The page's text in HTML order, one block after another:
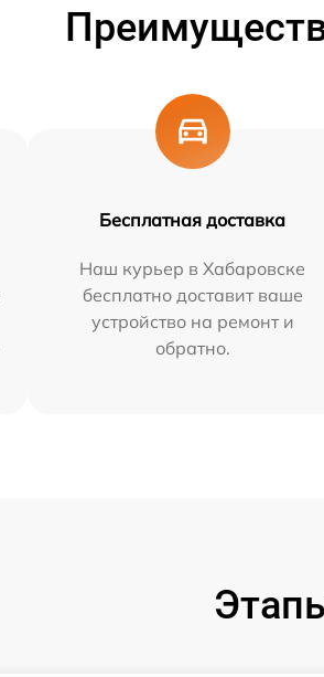
Бесплатная доставка
Наш курьер в Хабаровске
бесплатно доставит ваше
устройство на ремонт и
обратно.